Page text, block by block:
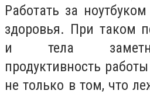
Работать за
здоровья. При таком
и тела
продуктивность
не только в том, что